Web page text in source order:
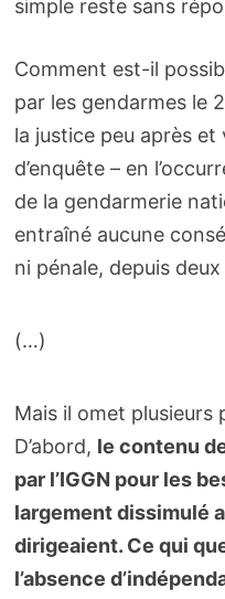
simple reste sans
Comment est-il
par les gendarmes le
la justice peu après
d’enquête – en
de la gendarmerie
entraîné aucune
ni pénale, depuis
(…)
Mais il omet plusieurs
D’abord, le contenu
par l’IGGN pour les
largement dissimulé
dirigeaient. Ce qui
l’absence